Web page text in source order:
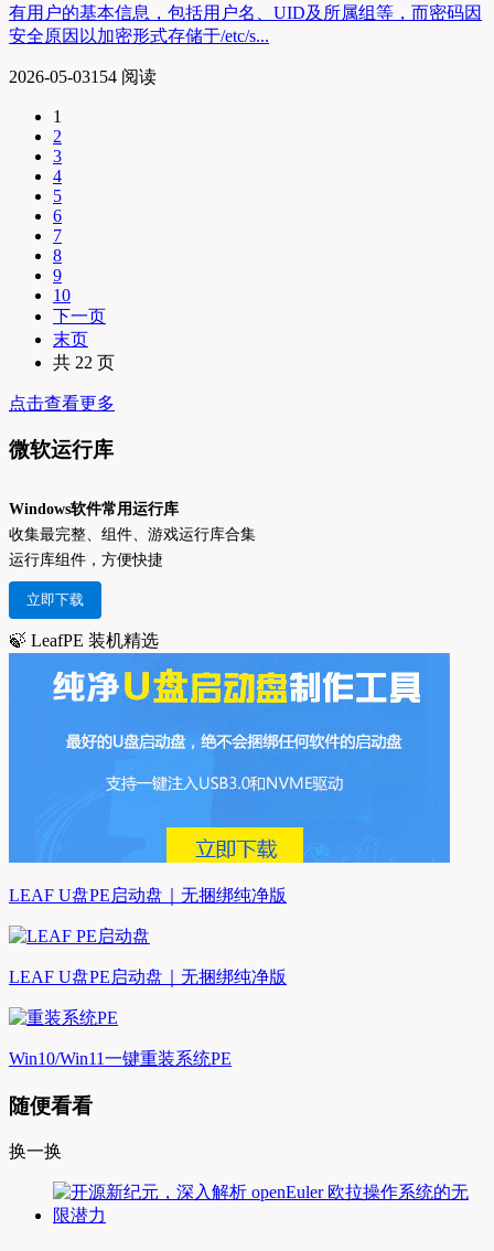
有用户的基本信息，包括用户名、UID及所属组等，而密码因
安全原因以加密形式存储于/etc/s...
2026-05-03154 阅读
1
2
3
4
5
6
7
8
9
10
下一页
末页
共 22 页
点击查看更多
微软运行库
Windows软件常用运行库
收集最完整、组件、游戏运行库合集
运行库组件，方便快捷
立即下载
🍃 LeafPE 装机精选
LEAF U盘PE启动盘｜无捆绑纯净版
LEAF U盘PE启动盘｜无捆绑纯净版
Win10/Win11一键重装系统PE
随便看看
换一换